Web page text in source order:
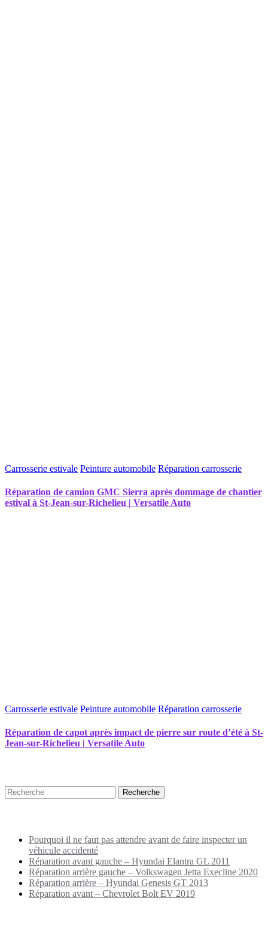
Carrosserie estivale Peinture automobile Réparation carrosserie
Réparation de camion GMC Sierra après dommage de chantier
estival à St-Jean-sur-Richelieu | Versatile Auto
Carrosserie estivale Peinture automobile Réparation carrosserie
Réparation de capot après impact de pierre sur route d’été à St-
Jean-sur-Richelieu | Versatile Auto
Pourquoi il ne faut pas attendre avant de faire inspecter un
véhicule accidenté
Réparation avant gauche – Hyundai Elantra GL 2011
Réparation arrière gauche – Volkswagen Jetta Execline 2020
Réparation arrière – Hyundai Genesis GT 2013
Réparation avant – Chevrolet Bolt EV 2019